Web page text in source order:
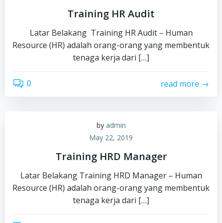
Training HR Audit
Latar Belakang Training HR Audit – Human
Resource (HR) adalah orang-orang yang membentuk
tenaga kerja dari […]
0 read more
by admin
May 22, 2019
Training HRD Manager
Latar Belakang Training HRD Manager – Human
Resource (HR) adalah orang-orang yang membentuk
tenaga kerja dari […]